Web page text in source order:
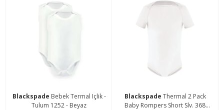
Blackspade Bebek Termal Içlik -
Tulum 1252 - Beyaz
Blackspade Thermal 2 Pack
Baby Rompers Short Slv. 368